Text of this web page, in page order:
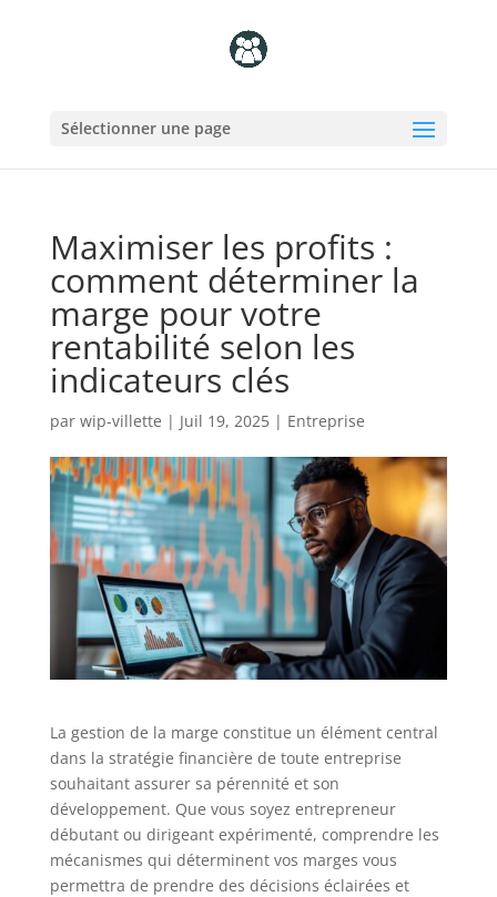
Sélectionner une page
Maximiser les profits :
comment déterminer la
marge pour votre
rentabilité selon les
indicateurs clés
par wip-villette | Juil 19, 2025| Entreprise
La gestion de la marge constitue un élément central
dans la stratégie financière de toute entreprise
souhaitant assurer sa pérennité et son
développement. Que vous soyez entrepreneur
débutant ou dirigeant expérimenté, comprendre les
mécanismes qui déterminent vos marges vous
permettra de prendre des décisions éclairées et